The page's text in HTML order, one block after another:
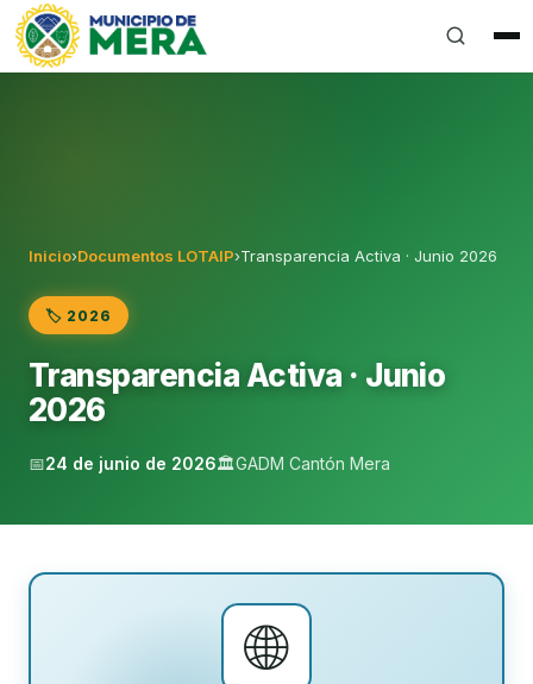
Gobierno Autónomo Descentralizado Municipal del
Inicio›Documentos LOTAIP›Transparencia Activa · Junio 2026
🏷️ 2026
Transparencia Activa · Junio
2026
📅24 de junio de 2026🏛️GADM Cantón Mera
🌐